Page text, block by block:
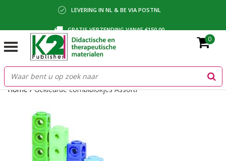
LEVERING IN NL & BE VIA POSTNL
GRATIS VERZENDING VANAF €150,00
BETALING VIA IDEAL, BANCONTACT OF FACTUUR
0
Home/Gekleurde combiblokjes Assorti